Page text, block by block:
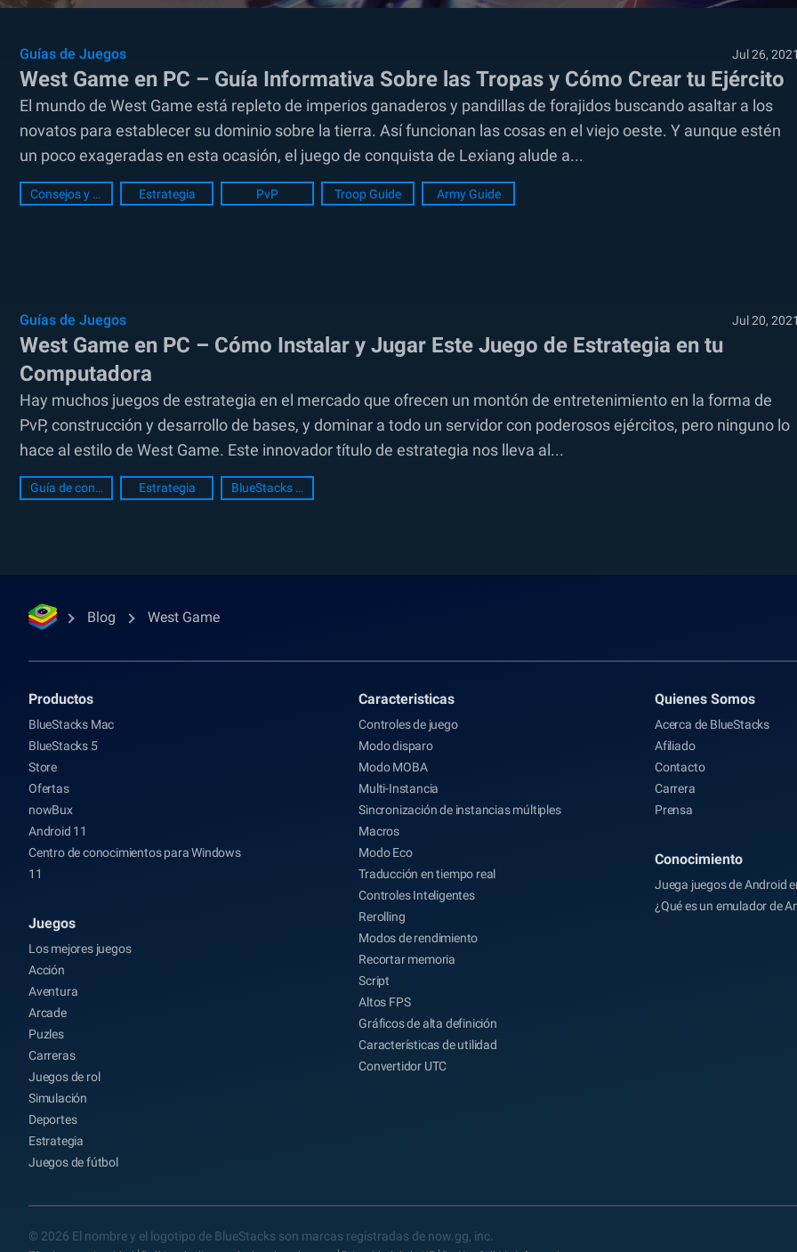
Guías de Juegos Jul 26,
West Game en PC – Guía Informativa Sobre las Tropas y Cómo Crear tu Ejército
El mundo de West Game está repleto de imperios ganaderos y pandillas de forajidos buscando asaltar a los
novatos para establecer su dominio sobre la tierra. Así funcionan las cosas en el viejo oeste. Y aunque estén
un poco exageradas en esta ocasión, el juego de conquista de Lexiang alude a...
Consejos y Trucos Estrategia PvP Troop Guide Army Guide
Guías de Juegos Jul 20,
West Game en PC – Cómo Instalar y Jugar Este Juego de Estrategia en tu
Computadora
Hay muchos juegos de estrategia en el mercado que ofrecen un montón de entretenimiento en la forma de
PvP, construcción y desarrollo de bases, y dominar a todo un servidor con poderosos ejércitos, pero ninguno lo
hace al estilo de West Game. Este innovador título de estrategia nos lleva al...
Guía de configuración de PC Estrategia BlueStacks Setup
Blog West Game
Productos
BlueStacks Mac
BlueStacks 5
Store
Ofertas
nowBux
Android 11
Centro de conocimientos para Windows
11
Juegos
Los mejores juegos
Acción
Aventura
Arcade
Puzles
Carreras
Juegos de rol
Simulación
Deportes
Estrategia
Juegos de fútbol
Caracteristicas
Controles de juego
Modo disparo
Modo MOBA
Multi-Instancia
Sincronización de instancias múltiples
Macros
Modo Eco
Traducción en tiempo real
Controles Inteligentes
Rerolling
Modos de rendimiento
Recortar memoria
Script
Altos FPS
Gráficos de alta definición
Características de utilidad
Convertidor UTC
Quienes Somos
Acerca de BlueStacks
Afiliado
Contacto
Carrera
Prensa
Conocimiento
Juega juegos de Android
¿Qué es un emulador de
© 2026 El nombre y el logotipo de BlueStacks son marcas registradas de now.gg, inc.